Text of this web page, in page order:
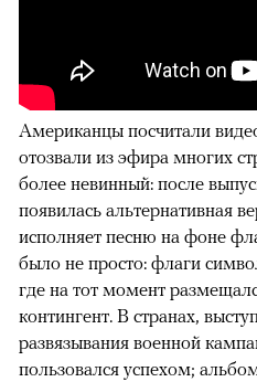
Американцы посчитали
отозвали из эфира многих
более невинный: после
появилась альтернативная
исполняет песню на фоне
было не просто: флаги
где на тот момент
контингент. В странах,
развязывания военной
пользовался успехом;